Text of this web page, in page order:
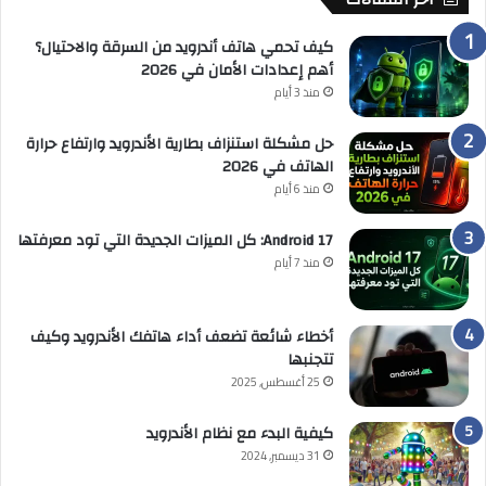
كيف تحمي هاتف أندرويد من السرقة والاحتيال؟
أهم إعدادات الأمان في 2026
منذ 3 أيام
حل مشكلة استنزاف بطارية الأندرويد وارتفاع حرارة
الهاتف في 2026
منذ 6 أيام
Android 17: كل الميزات الجديدة التي تود معرفتها
منذ 7 أيام
أخطاء شائعة تضعف أداء هاتفك الأندرويد وكيف
تتجنبها
25 أغسطس, 2025
كيفية البدء مع نظام الأندرويد
31 ديسمبر, 2024